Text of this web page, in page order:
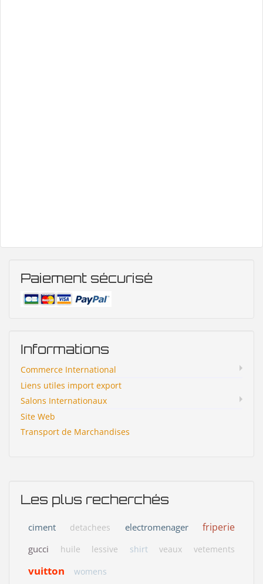
Paiement sécurisé
Informations
Commerce International
Liens utiles import export
Salons Internationaux
Site Web
Transport de Marchandises
Les plus recherchés
ciment detachees electromenager friperie
gucci huile lessive shirt veaux vetements
vuitton womens